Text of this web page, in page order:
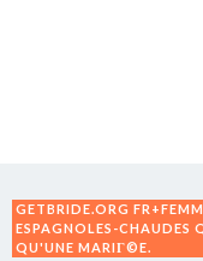
GETBRIDE.ORG
ESPAGNOLES-CHAUDES
QU'UNE MARIГ©E.